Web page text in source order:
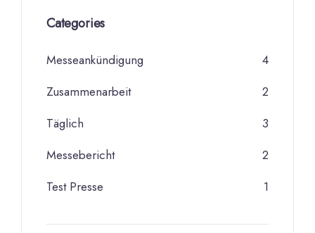
Categories
Messeankündigung
4
Zusammenarbeit
2
Täglich
3
Messebericht
2
Test Presse
1